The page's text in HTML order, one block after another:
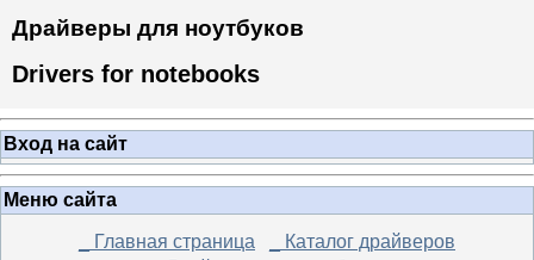
Драйверы для ноутбуков
Drivers for notebooks
Вход на сайт
Меню сайта
_ Главная страница
_ Каталог драйверов